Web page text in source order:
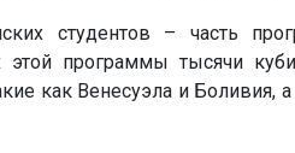
студентов – часть
программы тысячи
как Венесуэла и Боливия,